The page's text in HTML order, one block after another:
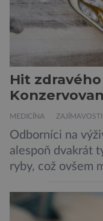
Hit
MEDICÍNA ZAJÍMAVOSTI
Odborníci na
alespoň dvakrát
ryby, což ovšem
doporučení se
sardinky, které